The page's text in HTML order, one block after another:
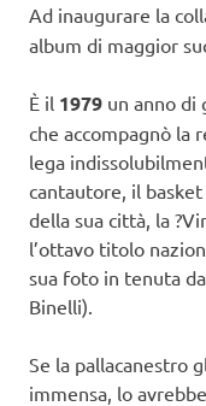
Ad inaugurare la
album di maggior
È il 1979 un anno di
che accompagnò la
lega
cantautore, il
della sua città, la
l’ottavo titolo
sua foto in tenuta
Binelli).
Se la pallacanestro
immensa, lo